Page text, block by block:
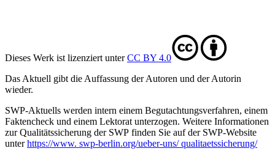
Dieses Werk ist lizenziert unterCC BY 4.0
Das Aktuell gibt die Auf­fassung der Autoren und der Autorin
wieder.
SWP-Aktuells werden intern einem Begutachtungsverfah­ren, einem
Faktencheck und einem Lektorat unterzogen. Weitere Informationen
zur Qualitätssicherung der SWP finden Sie auf der SWP-Website
unterhttps://www. swp-berlin.org/ueber-uns/ qualitaetssicherung/